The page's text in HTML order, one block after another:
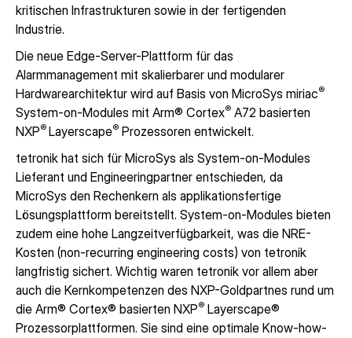
kritischen Infrastrukturen sowie in der fertigenden
Industrie.
Die neue Edge-Server-Plattform für das
Alarmmanagement mit skalierbarer und modularer
Hardwarearchitektur wird auf Basis von MicroSys miriac®
System-on-Modules mit Arm® Cortex® A72 basierten
NXP® Layerscape® Prozessoren entwickelt.
tetronik hat sich für MicroSys als System-on-Modules
Lieferant und Engineeringpartner entschieden, da
MicroSys den Rechenkern als applikationsfertige
Lösungsplattform bereitstellt. System-on-Modules bieten
zudem eine hohe Langzeitverfügbarkeit, was die NRE-
Kosten (non-recurring engineering costs) von tetronik
langfristig sichert. Wichtig waren tetronik vor allem aber
auch die Kernkompetenzen des NXP-Goldpartnes rund um
die Arm® Cortex® basierten NXP® Layerscape®
Prozessorplattformen. Sie sind eine optimale Know-how-